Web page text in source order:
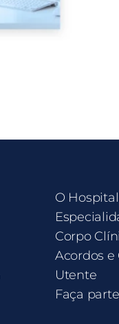
O Hospital
Corpo
Acordos e
Utente
Faça